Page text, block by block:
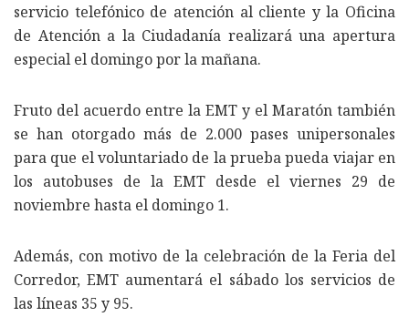
servicio telefónico de atención al cliente y la Oficina
de Atención a la Ciudadanía realizará una apertura
especial el domingo por la mañana.
Fruto del acuerdo entre la EMT y el Maratón también
se han otorgado más de 2.000 pases unipersonales
para que el voluntariado de la prueba pueda viajar en
los autobuses de la EMT desde el viernes 29 de
noviembre hasta el domingo 1.
Además, con motivo de la celebración de la Feria del
Corredor, EMT aumentará el sábado los servicios de
las líneas 35 y 95.